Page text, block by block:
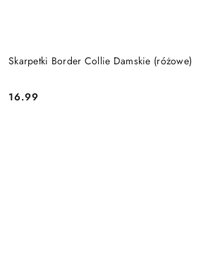
Skarpetki Border Collie Damskie (różowe)
Cena:
16.99